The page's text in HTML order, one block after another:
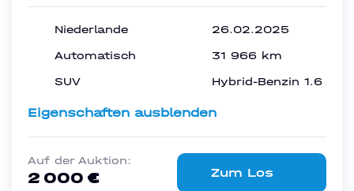
31.966 km
Niederlande
26.02.2025
Automatisch
31 966 km
SUV
Hybrid-Benzin 1.6
Eigenschaften ausblenden
Auf der Auktion:
2 000 € Zum Los